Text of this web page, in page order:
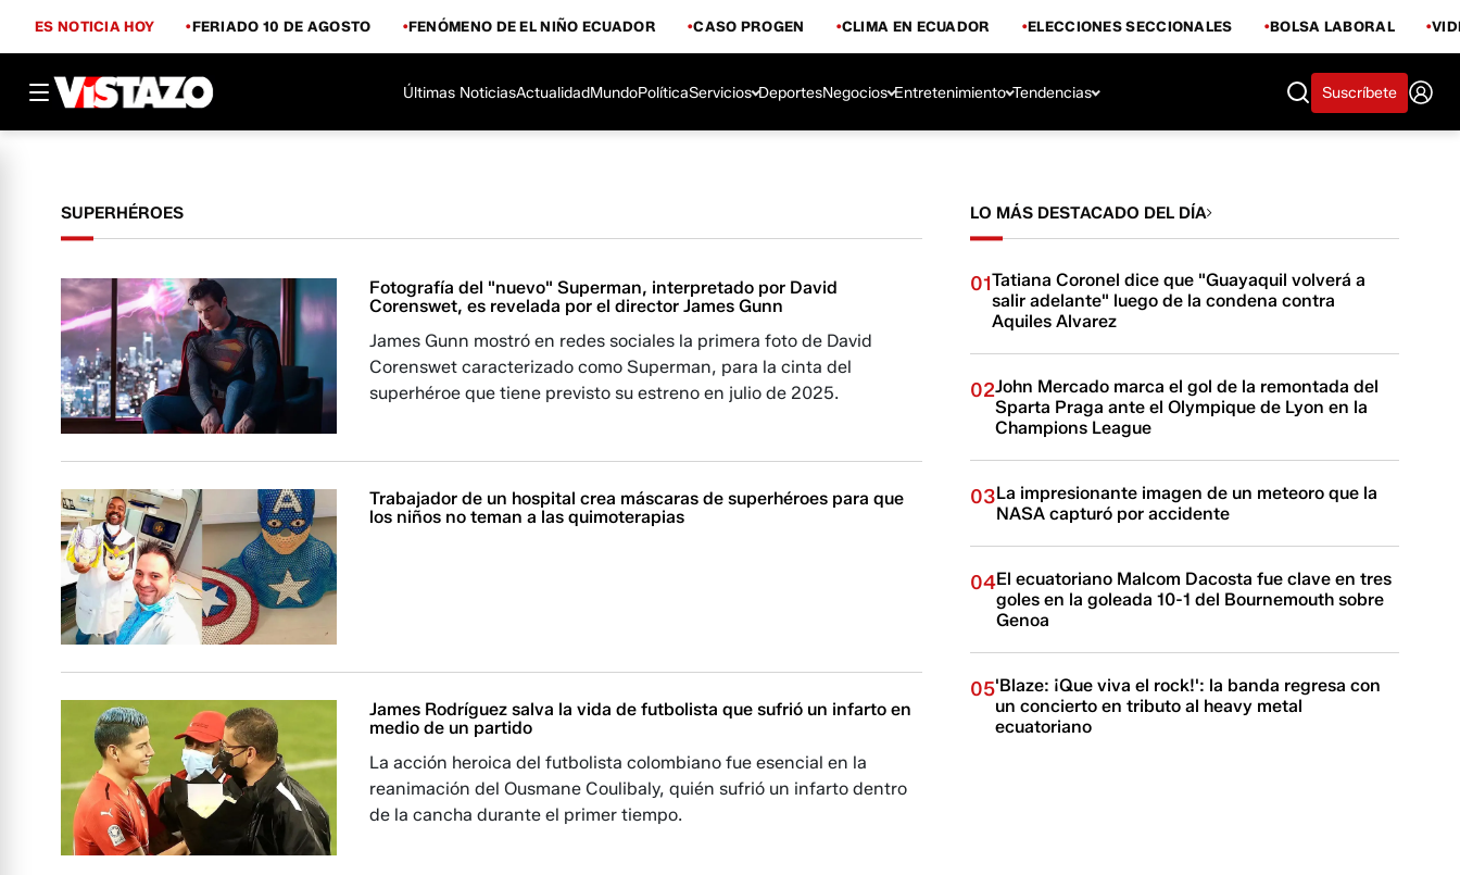
ES NOTICIA HOY FERIADO 10 DE AGOSTO FENÓMENO DE EL NIÑO ECUADOR CASO PROGEN CLIMA EN ECUADOR ELECCIONES SECCIONALES BOLSA LABORAL
Últimas NoticiasActualidadMundoPolíticaServicios DeportesNegocios Entretenimiento Tendencias Suscríbete
SUPERHÉROES
Fotografía del "nuevo" Superman, interpretado por David
Corenswet, es revelada por el director James Gunn
James Gunn mostró en redes sociales la primera foto de David
Corenswet caracterizado como Superman, para la cinta del
superhéroe que tiene previsto su estreno en julio de 2025.
Trabajador de un hospital crea máscaras de superhéroes para que
los niños no teman a las quimoterapias
James Rodríguez salva la vida de futbolista que sufrió un infarto en
medio de un partido
La acción heroica del futbolista colombiano fue esencial en la
reanimación del Ousmane Coulibaly, quién sufrió un infarto dentro
de la cancha durante el primer tiempo.
LO MÁS DESTACADO DEL DÍA
01Tatiana Coronel dice que "Guayaquil volverá a
salir adelante" luego de la condena contra
Aquiles Alvarez
02John Mercado marca el gol de la remontada del
Sparta Praga ante el Olympique de Lyon en la
Champions League
03La impresionante imagen de un meteoro que la
NASA capturó por accidente
04El ecuatoriano Malcom Dacosta fue clave en tres
goles en la goleada 10-1 del Bournemouth sobre
Genoa
05'Blaze: ¡Que viva el rock!': la banda regresa con
un concierto en tributo al heavy metal
ecuatoriano